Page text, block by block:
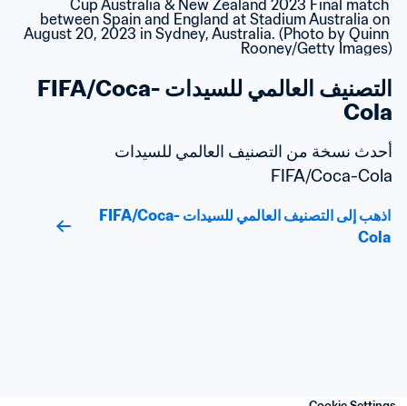
التصنيف العالمي للسيدات FIFA/Coca-
Cola
FIFA/Coca-Cola
اذهب إلى التصنيف العالمي للسيدات FIFA/Coca-
Cola